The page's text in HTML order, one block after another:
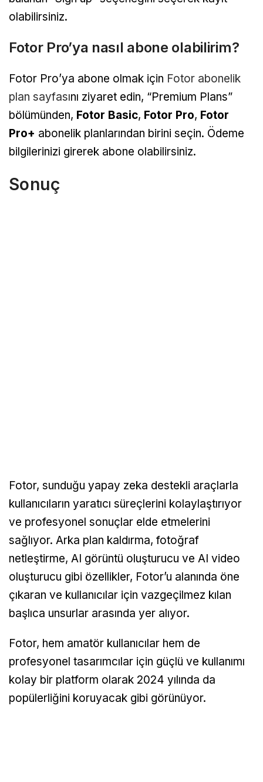
olabilirsiniz.
Fotor Pro’ya nasıl abone olabilirim?
Fotor Pro’ya abone olmak için Fotor abonelik
plan sayfasını ziyaret edin, “Premium Plans”
bölümünden, Fotor Basic, Fotor Pro, Fotor
Pro+ abonelik planlarından birini seçin. Ödeme
bilgilerinizi girerek abone olabilirsiniz.
Sonuç
Fotor, sunduğu yapay zeka destekli araçlarla
kullanıcıların yaratıcı süreçlerini kolaylaştırıyor
ve profesyonel sonuçlar elde etmelerini
sağlıyor. Arka plan kaldırma, fotoğraf
netleştirme, AI görüntü oluşturucu ve AI video
oluşturucu gibi özellikler, Fotor’u alanında öne
çıkaran ve kullanıcılar için vazgeçilmez kılan
başlıca unsurlar arasında yer alıyor.
Fotor, hem amatör kullanıcılar hem de
profesyonel tasarımcılar için güçlü ve kullanımı
kolay bir platform olarak 2024 yılında da
popülerliğini koruyacak gibi görünüyor.